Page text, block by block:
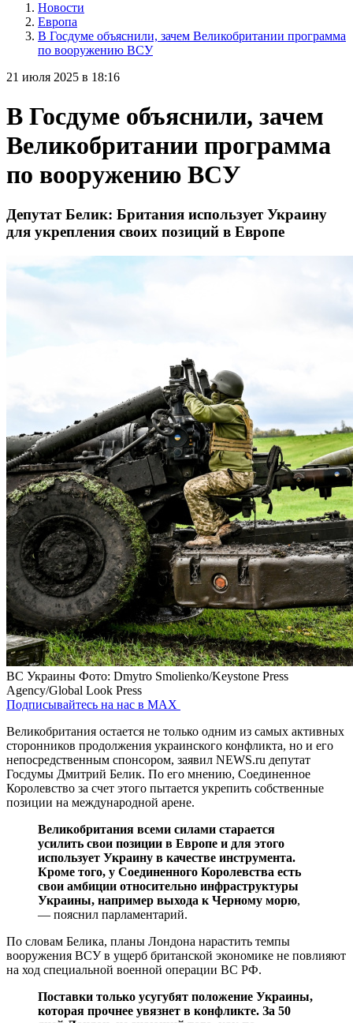
Новости
Европа
В Госдуме объяснили, зачем Великобритании программа
по вооружению ВСУ
21 июля 2025 в 18:16
В Госдуме объяснили, зачем
Великобритании программа
по вооружению ВСУ
Депутат Белик: Британия использует Украину
для укрепления своих позиций в Европе
ВС Украины Фото: Dmytro Smolienko/Keystone Press
Agency/Global Look Press
Подписывайтесь на нас в MAX
Великобритания остается не только одним из самых активных
сторонников продолжения украинского конфликта, но и его
непосредственным спонсором, заявил NEWS.ru депутат
Госдумы Дмитрий Белик. По его мнению, Соединенное
Королевство за счет этого пытается укрепить собственные
позиции на международной арене.
Великобритания всеми силами старается
усилить свои позиции в Европе и для этого
использует Украину в качестве инструмента.
Кроме того, у Соединенного Королевства есть
свои амбиции относительно инфраструктуры
Украины, например выхода к Черному морю,
— пояснил парламентарий.
По словам Белика, планы Лондона нарастить темпы
вооружения ВСУ в ущерб британской экономике не повлияют
на ход специальной военной операции ВС РФ.
Поставки только усугубят положение Украины,
которая прочнее увязнет в конфликте. За 50